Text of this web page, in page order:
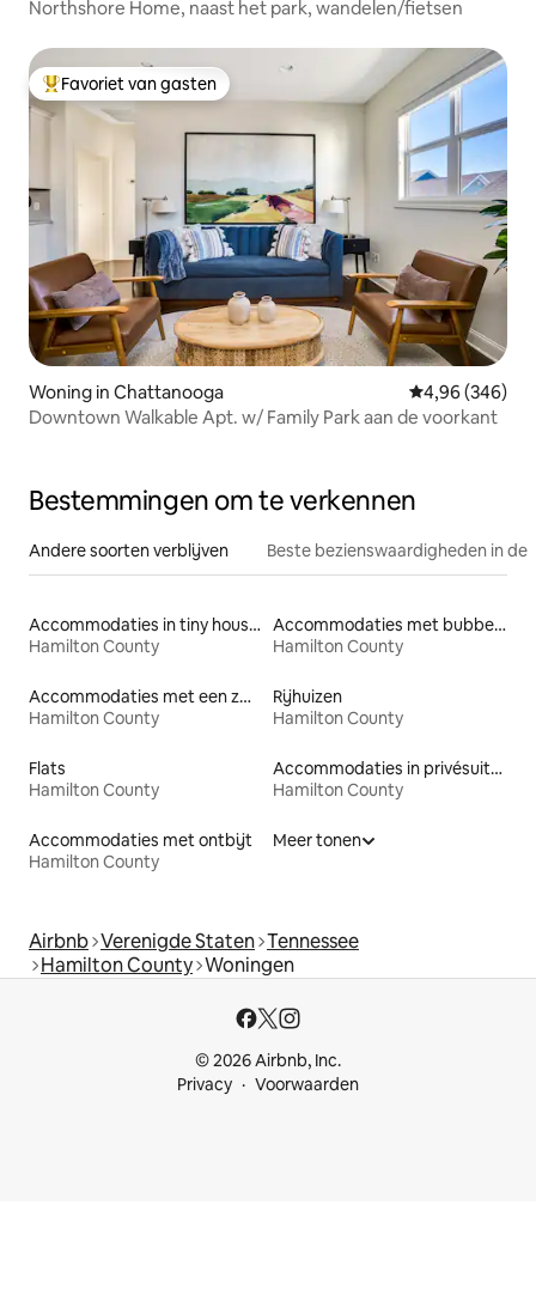
Northshore Home, naast het park, wandelen/fietsen
Topfavoriet van gasten
Favoriet van gasten
Woning in Chattanooga Gemiddelde
4,96 (346)
Downtown Walkable Apt. w/ Family Park aan de voorkant
Bestemmingen om te verkennen
Andere soorten verblijven Beste bezienswaardigheden in de
Accommodaties in tiny houses
Hamilton County
Accommodaties met bubbelbad
Hamilton County
Accommodaties met een zwembad
Hamilton County
Rijhuizen
Hamilton County
Flats
Hamilton County
Accommodaties in privésuites
Hamilton County
Accommodaties met ontbijt
Hamilton County
Meer tonen
Airbnb Verenigde Staten Tennessee
Hamilton County Woningen
© 2026 Airbnb, Inc.
Privacy
Voorwaarden